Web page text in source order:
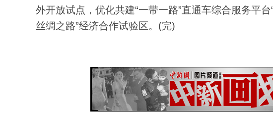
外开放试点，优化共建“一带一路”直通车综合服务平
丝绸之路”经济合作试验区。(完)